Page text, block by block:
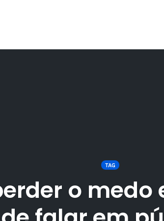
TAG
o medo